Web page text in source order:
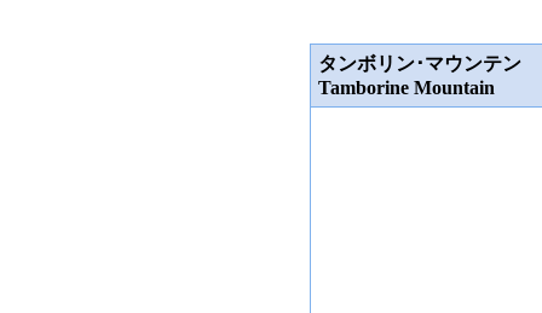
タンボリン･マウンテン
Tamborine Mountain